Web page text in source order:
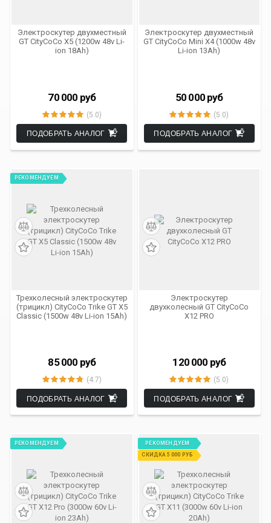
Электроскутер двухместный
GT CityCoCo X5 (1200w 48v Li-
ion 18Ah)
70 000 руб
(5.0)
ПОДОБРАТЬ АНАЛОГ
Электроскутер двухместный
GT CityCoCo Mini X4 (1000w 48v
Li-ion 13Ah)
50 000 руб
(5.0)
ПОДОБРАТЬ АНАЛОГ
РЕКОМЕНДУЕМ
Трехколесный электроскутер
(трицикл) CityCoCo Trike GT X5
Classic (1500w 48v Li-ion 15Ah)
85 000 руб
(4.7)
ПОДОБРАТЬ АНАЛОГ
Электроскутер
двухколесный GT CityCoCo
X12 PRO
120 000 руб
(5.0)
ПОДОБРАТЬ АНАЛОГ
РЕКОМЕНДУЕМ
РЕКОМЕНДУЕМ
СКИДКА 5 000 РУБ